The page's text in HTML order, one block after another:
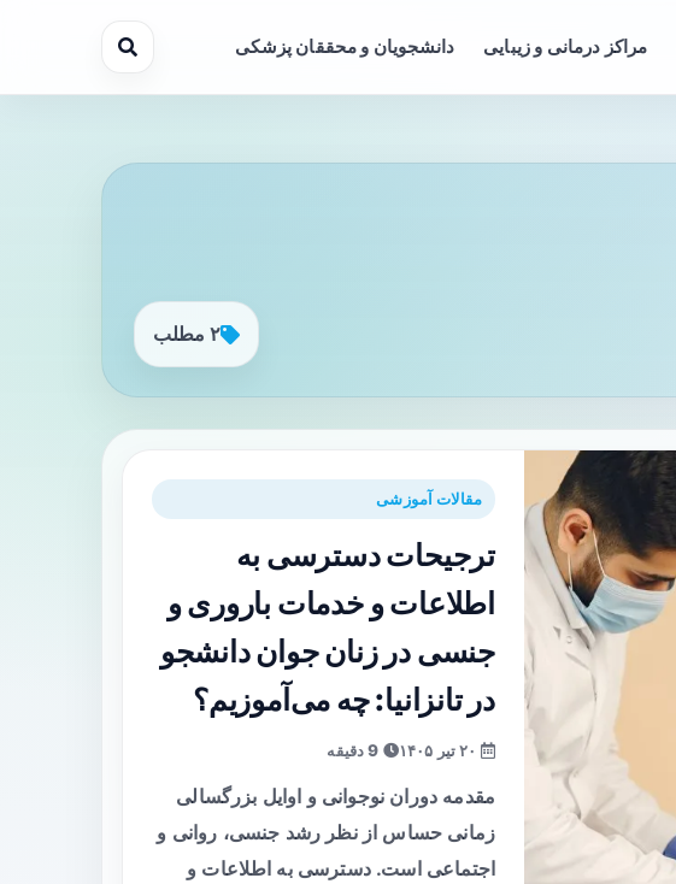
مراکز درمانی و زیبایی دانشجویان و محققان پزشکی
۲ مطلب
مقالات آموزشی
ترجیحات دسترسی به
اطلاعات و خدمات باروری و
جنسی در زنان جوان دانشجو
در تانزانیا: چه می‌آموزیم؟
مقدمه دوران نوجوانی و اوایل بزرگسالی
زمانی حساس از نظر رشد جنسی، روانی و
اجتماعی است. دسترسی به اطلاعات و